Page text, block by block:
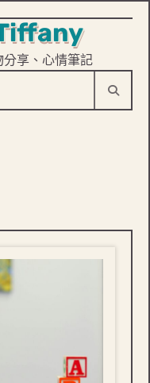
享、心情筆記